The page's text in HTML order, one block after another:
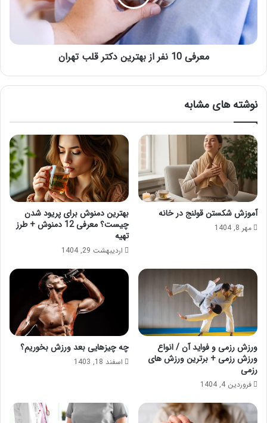
دکتر
قلب
تهران
معرفی 10 نفر از بهترین دکتر قلب تهران
نوشته های مشابه
آموزش شکستن قولنج در خانه
مهر 8, 1404
بهترین دمنوش برای پریود شدن
چیست؟ معرفی 12 دمنوش + طرز
تهیه
اردیبهشت 29, 1404
ورزش رزمی و فواید آن / انواع
ورزش رزمی + برترین ورزش های
رزمی
فروردین 4, 1404
چه چیزهایی بعد ورزش بخوریم؟
اسفند 18, 1403